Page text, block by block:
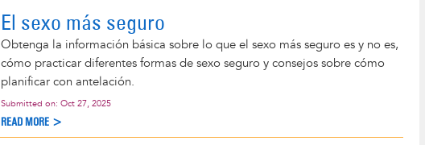
El sexo más seguro
Obtenga la información básica sobre lo que el sexo más seguro es y no es,
cómo practicar diferentes formas de sexo seguro y consejos sobre cómo
planificar con antelación.
Submitted on: Oct 27, 2025
READ MORE >